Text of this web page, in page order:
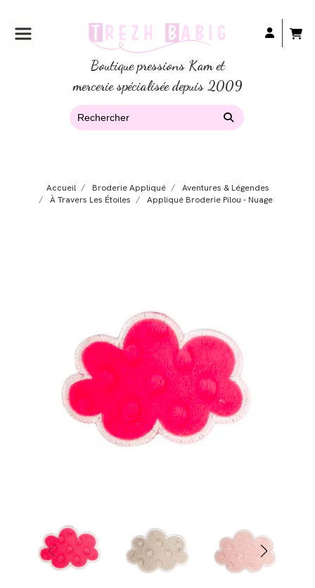
Boutique pressions Kam et
mercerie spécialisée depuis 2009
Accueil Broderie Appliqué
Aventures & Légendes
À Travers Les Étoiles
Appliqué Broderie Pilou - Nuage